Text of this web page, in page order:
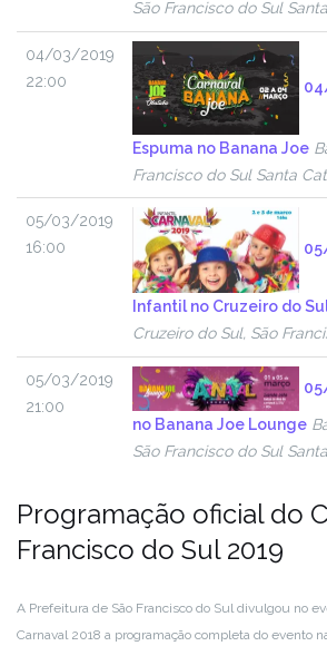
São Francisco do Sul
04/03/2019
22:00
Espuma no Banana Joe
Francisco do Sul Santa
05/03/2019
16:00
Infantil no Cruzeiro do
Cruzeiro do Sul, São
05/03/2019
21:00
no Banana Joe Lounge
São Francisco do Sul
Programação oficial do
Francisco do Sul 2019
A Prefeitura de São Francisco do Sul divulgou no
Carnaval 2018 a programação completa do evento